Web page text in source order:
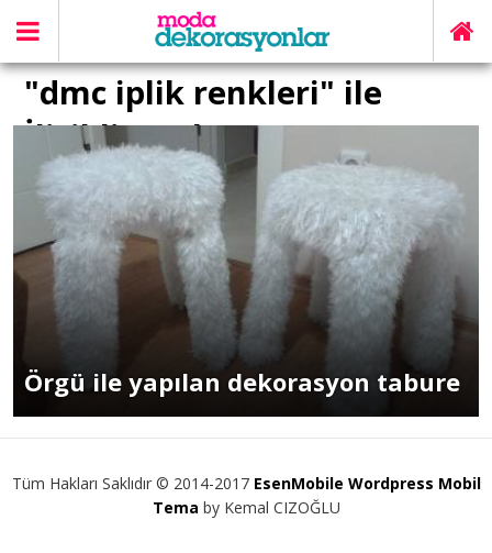
"dmc iplik renkleri" ile
İlişikli yazılar
Örgü ile yapılan dekorasyon tabure
Tüm Hakları Saklıdır © 2014-2017 EsenMobile Wordpress Mobil
Tema by Kemal CIZOĞLU